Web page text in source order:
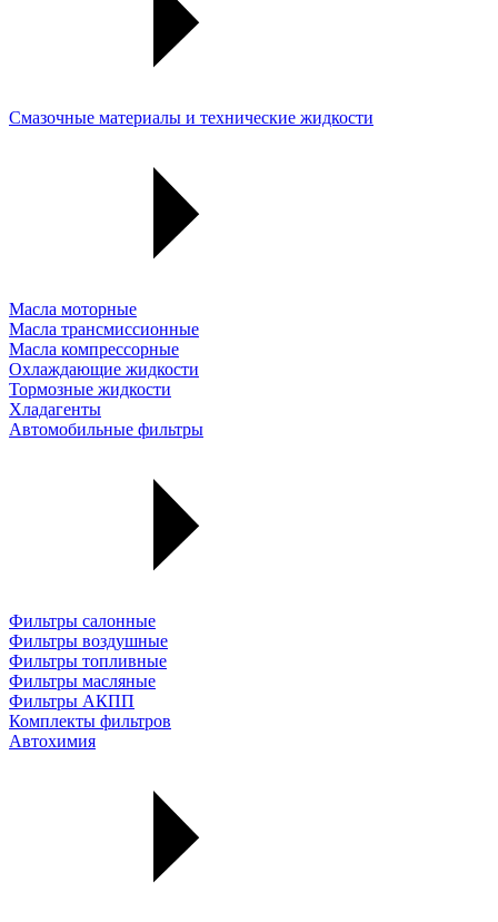
Смазочные материалы и технические жидкости
Масла моторные
Масла трансмиссионные
Масла компрессорные
Охлаждающие жидкости
Тормозные жидкости
Хладагенты
Автомобильные фильтры
Фильтры салонные
Фильтры воздушные
Фильтры топливные
Фильтры масляные
Фильтры АКПП
Комплекты фильтров
Автохимия